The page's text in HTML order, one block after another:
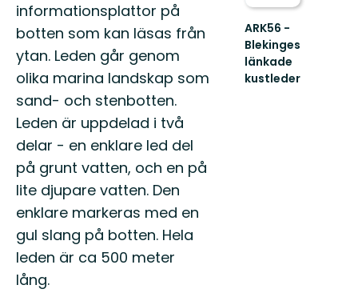
informationsplattor på
botten som kan läsas från
ytan. Leden går genom
olika marina landskap som
sand- och stenbotten.
Leden är uppdelad i två
delar - en enklare led del
på grunt vatten, och en på
lite djupare vatten. Den
enklare markeras med en
gul slang på botten. Hela
leden är ca 500 meter
lång.
ARK56 -
Blekinges
länkade
kustleder